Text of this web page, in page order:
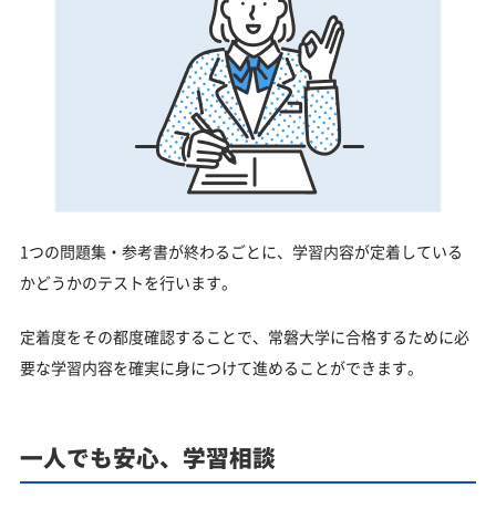
1つの問題集・参考書が終わるごとに、学習内容が定着している
かどうかのテストを行います。
定着度をその都度確認することで、常磐大学に合格するために必
要な学習内容を確実に身につけて進めることができます。
一人でも安心、学習相談